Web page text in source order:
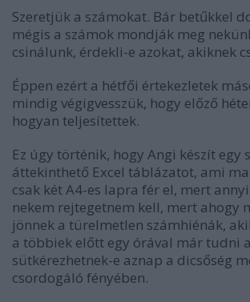
Szeretjük a számokat. Bár betűkkel
mégis a számok mondják meg
csinálunk, érdekli-e azokat, akiknek
Éppen ezért a hétfői értekezletek
mindig végigvesszük, hogy előző
hogyan teljesítettek.
Ez úgy történik, hogy Angi készít egy
áttekinthető Excel táblázatot, ami
csak két A4-es lapra fér el, mert
nekem rejtegetnem kell, mert ahogy
jönnek a türelmetlen számhiénák,
a többiek előtt egy órával már tudni
sütkérezhetnek-e aznap a dicsőség
csordogáló fényében.